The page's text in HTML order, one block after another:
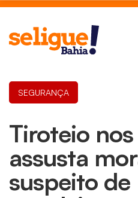
Tiroteio
assusta
suspeito de
SEGURANÇA